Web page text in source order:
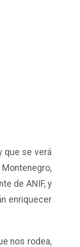
que se verá
de ANIF, y
enriquecer
nos rodea,